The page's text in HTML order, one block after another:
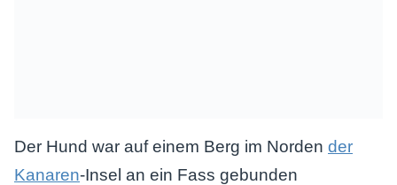
Der Hund war auf einem Berg im Norden der
Kanaren-Insel an ein Fass gebunden